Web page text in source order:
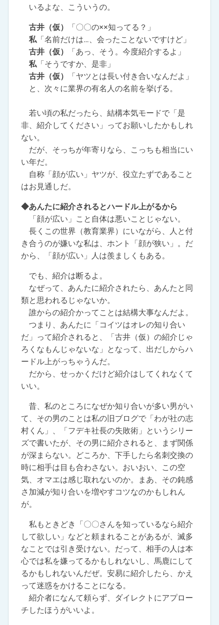
いるよな、こういうの。
古井（仮）
「〇〇の××知ってる？」
私「名前だけは…、会ったことないですけど」
古井（仮）
「あっ、そう。今度紹介するよ」
私「そうですか、是非」
古井（仮）
「ヤツとは長い付き合いなんだよ」
と、次々に業界の有名人の名前を挙げる。
若い頃の私だったら、結構本気モードで「是
非、紹介してください」ってお願いしたかもしれ
ない。
だが、そっちが年寄りなら、こっちも相当にい
い年だ。
自称「顔が広い」ヤツが、役立たずであること
はお見通しだ。
◆あんたに紹介されるとハードル上がるから
「顔が広い」こと自体は悪いことじゃない。
長くこの世界（教育業界）にいながら、人と付
き合うのが嫌いな私は、ホント「顔が狭い」。だ
から、「顔が広い」人は羨ましくもある。
でも、紹介は断るよ。
なぜって、あんたに紹介されたら、あんたと同
類と思われるじゃないか。
誰からの紹介かってことは結構大事なんだよ。
つまり、あんたに「コイツはオレの知り合い
だ」って紹介されると、「古井（仮）の紹介じゃ
ろくなもんじゃないな」となって、出だしからハ
ードル上がっちゃうんだ。
だから、せっかくだけど紹介はしてくれなくて
いい。
昔、私のところになぜか知り合いが多い男がい
て、その男のことは私の旧ブログで「わが社の志
村くん」、「フデキ社長の失敗術」というシリー
ズで書いたが、その男に紹介されると、まず関係
が深まらない。どころか、下手したら名刺交換の
時に相手は目も合わさない。おいおい、この空
気、オマエは感じ取れないのか。まあ、その鈍感
さ加減が知り合いを増やすコツなのかもしれん
が。
私もときどき「〇〇さんを知っているなら紹介
して欲しい」などと頼まれることがあるが、滅多
なことでは引き受けない。だって、相手の人は本
心では私を嫌ってるかもしれないし、馬鹿にして
るかもしれないんだぜ。安易に紹介したら、かえ
って迷惑をかけることになる。
紹介者になんて頼らず、ダイレクトにアプロー
チしたほうがいいよ。